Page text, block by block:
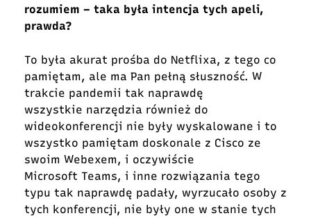
rozumiem – taka była intencja tych apeli,
prawda?
To była akurat prośba do Netflixa, z tego co
pamiętam, ale ma Pan pełną słuszność. W
trakcie pandemii tak naprawdę
wszystkie narzędzia również do
wideokonferencji nie były wyskalowane i to
wszystko pamiętam doskonale z Cisco ze
swoim Webexem, i oczywiście
Microsoft Teams, i inne rozwiązania tego
typu tak naprawdę padały, wyrzucało osoby z
tych konferencji, nie były one w stanie tych